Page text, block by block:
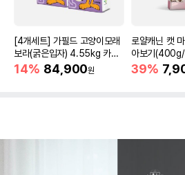
[4개세트] 가필드 고양이모래
보라(굵은입자) 4.55kg 카사
바모래
14% 84,900원
로얄캐닌 캣
아보기
39%